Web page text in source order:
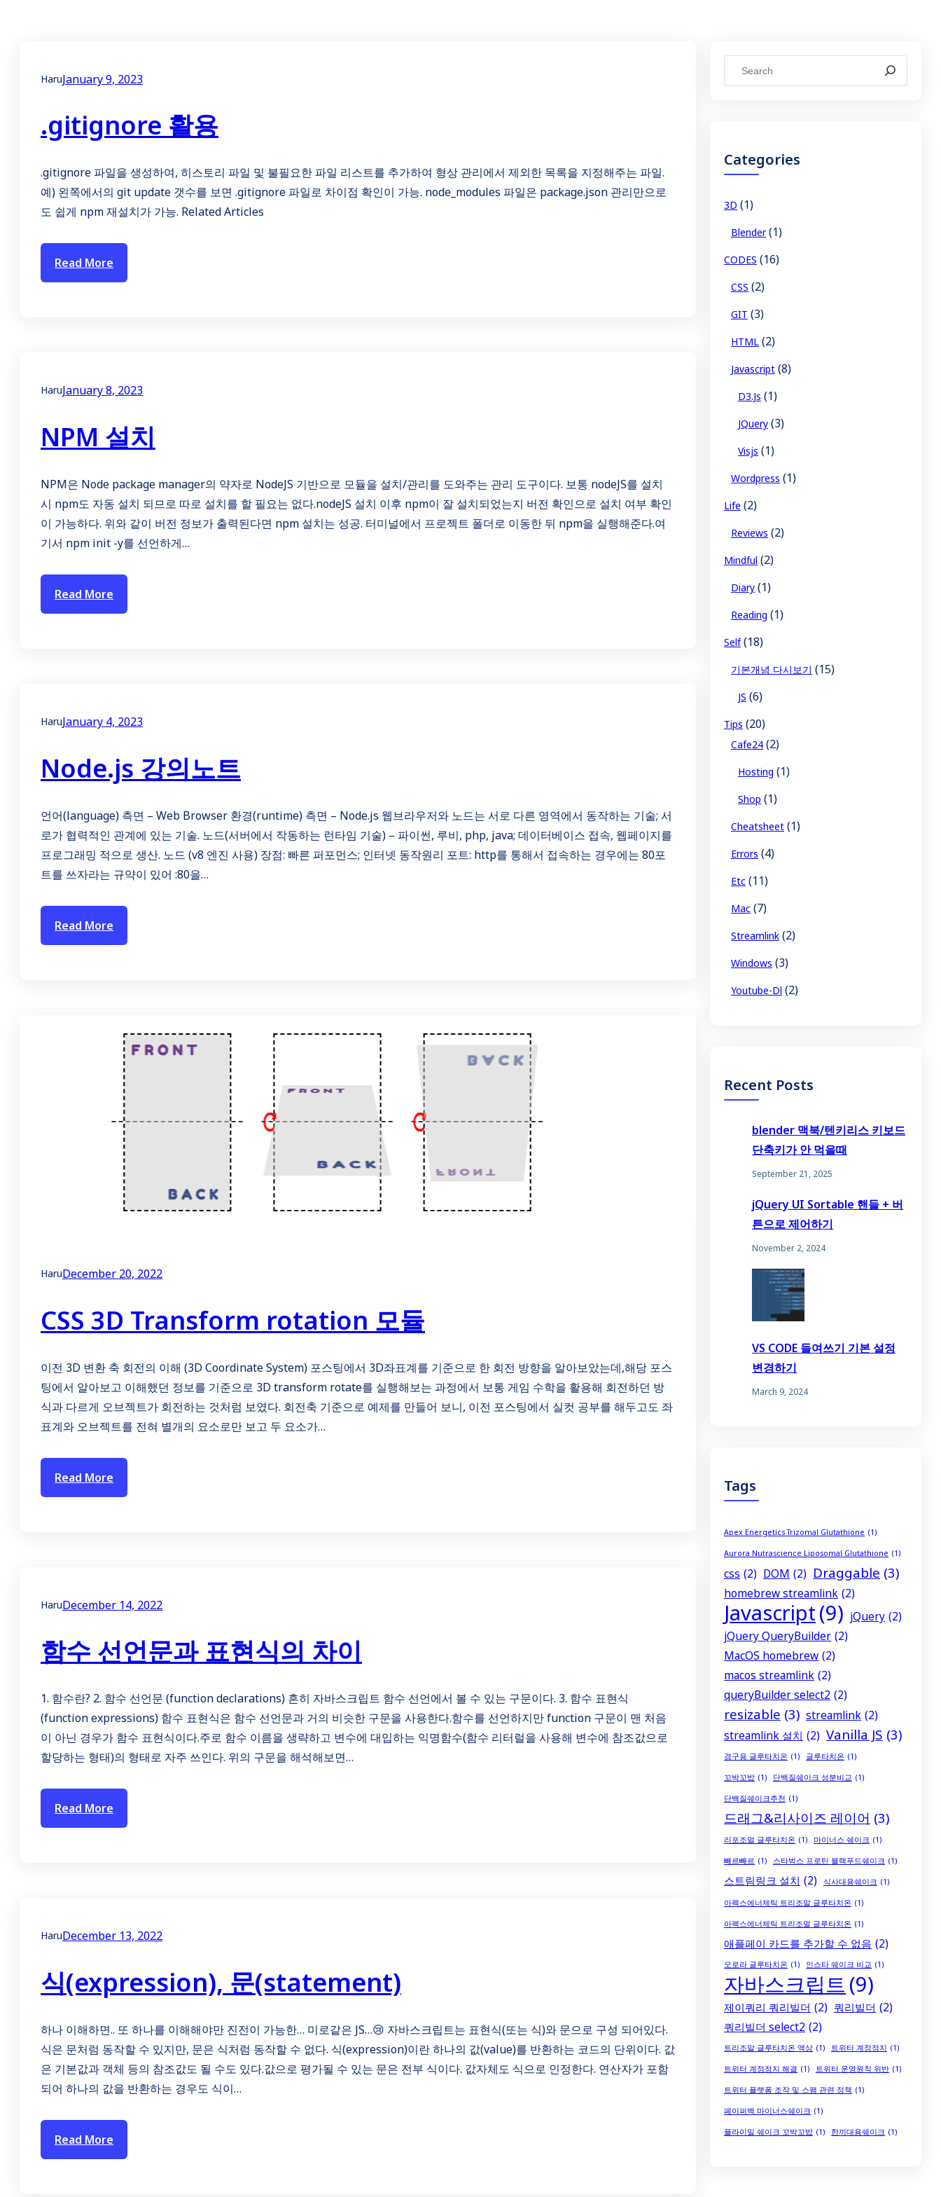
HaruJanuary 9, 2023
.gitignore 활용
.gitignore 파일을 생성하여, 히스토리 파일 및 불필요한 파일 리스트를 추가하여 형상 관리에서 제외한 목록을 지정해주는 파일.
예) 왼쪽에서의 git update 갯수를 보면 .gitignore 파일로 차이점 확인이 가능. node_modules 파일은 package.json 관리만으로
도 쉽게 npm 재설치가 가능. Related Articles
Read More
HaruJanuary 8, 2023
NPM 설치
NPM은 Node package manager의 약자로 NodeJS 기반으로 모듈을 설치/관리를 도와주는 관리 도구이다. 보통 nodeJS를 설치
시 npm도 자동 설치 되므로 따로 설치를 할 필요는 없다.nodeJS 설치 이후 npm이 잘 설치되었는지 버전 확인으로 설치 여부 확인
이 가능하다. 위와 같이 버전 정보가 출력된다면 npm 설치는 성공. 터미널에서 프로젝트 폴더로 이동한 뒤 npm을 실행해준다.여
기서 npm init -y를 선언하게…
Read More
HaruJanuary 4, 2023
Node.js 강의노트
언어(language) 측면 – Web Browser 환경(runtime) 측면 – Node.js 웹브라우저와 노드는 서로 다른 영역에서 동작하는 기술; 서
로가 협력적인 관계에 있는 기술. 노드(서버에서 작동하는 런타임 기술) – 파이썬, 루비, php, java; 데이터베이스 접속, 웹페이지를
프로그래밍 적으로 생산. 노드 (v8 엔진 사용) 장점: 빠른 퍼포먼스; 인터넷 동작원리 포트: http를 통해서 접속하는 경우에는 80포
트를 쓰자라는 규약이 있어 :80을…
Read More
HaruDecember 20, 2022
CSS 3D Transform rotation 모듈
이전 3D 변환 축 회전의 이해 (3D Coordinate System) 포스팅에서 3D좌표계를 기준으로 한 회전 방향을 알아보았는데,해당 포스
팅에서 알아보고 이해했던 정보를 기준으로 3D transform rotate를 실행해보는 과정에서 보통 게임 수학을 활용해 회전하던 방
식과 다르게 오브젝트가 회전하는 것처럼 보였다. 회전축 기준으로 예제를 만들어 보니, 이전 포스팅에서 실컷 공부를 해두고도 좌
표계와 오브젝트를 전혀 별개의 요소로만 보고 두 요소가…
Read More
HaruDecember 14, 2022
함수 선언문과 표현식의 차이
1. 함수란? 2. 함수 선언문 (function declarations) 흔히 자바스크립트 함수 선언에서 볼 수 있는 구문이다. 3. 함수 표현식
(function expressions) 함수 표현식은 함수 선언문과 거의 비슷한 구문을 사용한다.함수를 선언하지만 function 구문이 맨 처음
이 아닌 경우가 함수 표현식이다.주로 함수 이름을 생략하고 변수에 대입하는 익명함수(함수 리터럴을 사용해 변수에 참조값으로
할당하는 형태)의 형태로 자주 쓰인다. 위의 구문을 해석해보면…
Read More
HaruDecember 13, 2022
식(expression), 문(statement)
하나 이해하면.. 또 하나를 이해해야만 진전이 가능한… 미로같은 JS…😢 자바스크립트는 표현식(또는 식)와 문으로 구성 되어있다.
식은 문처럼 동작할 수 있지만, 문은 식처럼 동작할 수 없다. 식(expression)이란 하나의 값(value)를 반환하는 코드의 단위이다. 값
은 기본값과 객체 등의 참조값도 될 수도 있다.값으로 평가될 수 있는 문은 전부 식이다. 값자체도 식으로 인정한다. 연산자가 포함
되어 하나의 값을 반환하는 경우도 식이…
Read More
e
h
Categories
3D (1)
Blender(1)
CODES (16)
CSS (2)
GIT (3)
HTML (2)
Javascript (8)
D3.js (1)
JQuery (3)
Visjs (1)
Wordpress (1)
Life (2)
Reviews (2)
Mindful (2)
Diary (1)
Reading (1)
Self(18)
기본개념 다시보기 (15)
JS (6)
Tips (20)
Cafe24 (2)
Hosting (1)
Shop (1)
Cheatsheet (1)
Errors (4)
Etc (11)
Mac (7)
Streamlink (2)
Windows (3)
Youtube-Dl (2)
Recent Posts
blender 맥북/텐키리스 키보드
단축키가 안 먹을때
September 21, 2025
jQuery UI Sortable 핸들 + 버
튼으로 제어하기
November 2, 2024
VS CODE 들여쓰기 기본 설정
변경하기
March 9, 2024
Tags
Apex Energetics Trizomal Glutathione (1)
Aurora Nutrascience Liposomal Glutathione (1)
css (2) DOM (2) Draggable (3)
homebrew streamlink (2)
Javascript(9) jQuery (2)
jQuery QueryBuilder (2)
MacOS homebrew (2)
macos streamlink (2)
queryBuilder select2 (2)
resizable (3) streamlink (2)
streamlink 설치 (2) Vanilla JS (3)
경구용 글루타치온 (1) 글루타치온 (1)
꼬박꼬밥 (1) 단백질쉐이크 성분비교 (1)
단백질쉐이크추천 (1)
드래그&리사이즈 레이어 (3)
리포조멀 글루타치온 (1) 마이너스 쉐이크 (1)
빼르빼르 (1) 스타벅스 프로틴 블랙푸드쉐이크 (1)
스트림링크 설치 (2) 식사대용쉐이크 (1)
아펙스에너제틱 트리조말 글루타치온 (1)
아펙스에너제틱 트리조멀 글루타치온 (1)
애플페이 카드를 추가할 수 없음 (2)
오로라 글루타치온 (1) 인스타 쉐이크 비교 (1)
자바스크립트 (9)
제이쿼리 쿼리빌더 (2) 쿼리빌더 (2)
쿼리빌더 select2 (2)
트리조말 글루타치온 액상 (1) 트위터 계정정지 (1)
트위터 계정정지 해결 (1) 트위터 운영원칙 위반 (1)
트위터 플랫폼 조작 및 스팸 관련 정책 (1)
페이퍼백 마이너스쉐이크 (1)
플라이밀 쉐이크 꼬박꼬밥 (1) 한끼대용쉐이크 (1)